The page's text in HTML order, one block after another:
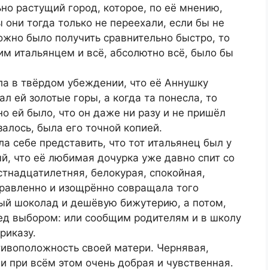
растущий город, которое, по её мнению,
тогда только не переехали, если бы не
было получить сравнительно быстро, то
итальянцем и всё, абсолютно всё, было бы
в твёрдом убеждении, что её Аннушку
ей золотые горы, а когда та понесла, то
ей было, что он даже ни разу и не пришёл
была его точной копией.
себе представить, что тот итальянец был у
что её любимая дочурка уже давно спит со
белокурая, спокойная,
и изощрённо совращала того
шоколад и дешёвую бижутерию, а потом,
выбором: или сообщим родителям и в школу
своей матери. Чернявая,
при всём этом очень добрая и чувственная.